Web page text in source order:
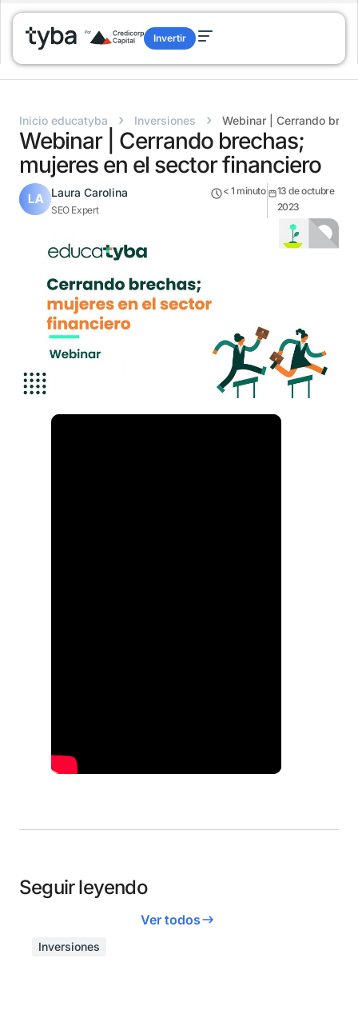
Invertir
Inicio educatyba › Inversiones › Webinar | Cerrando
Webinar | Cerrando brechas;
mujeres en el sector financiero
Laura Carolina
SEO Expert
< 1 minuto
13 de octubre
2023
Seguir leyendo
Ver todos
Inversiones